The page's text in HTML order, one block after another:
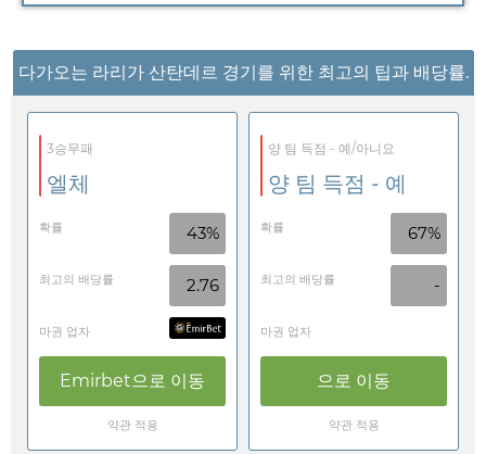
다가오는 라리가 산탄데르 경기를 위한 최고의 팁과 배당률.
3승무패
엘체
확률 43%
최고의 배당률 2.76
마권 업자
Emirbet으로 이동
약관 적용
양 팀 득점 - 예/아니요
양 팀 득점 - 예
확률 67%
최고의 배당률 -
마권 업자
으로 이동
약관 적용